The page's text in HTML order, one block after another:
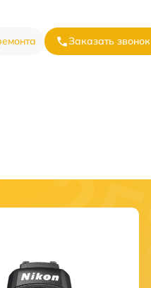
Заказать звонок